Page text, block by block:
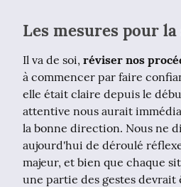
Les mesures pour
Il va de soi, réviser nos
à commencer par faire
elle était claire depuis le
attentive nous aurait
la bonne direction. Nous ne
aujourd'hui de déroulé
majeur, et bien que chaque
une partie des gestes devrait